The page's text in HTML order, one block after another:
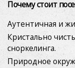
Почему стоит
Аутентичная и
Кристально
сноркелинга.
Природное
того пожелает,
жесткий диск,
действие может
Аналитика и